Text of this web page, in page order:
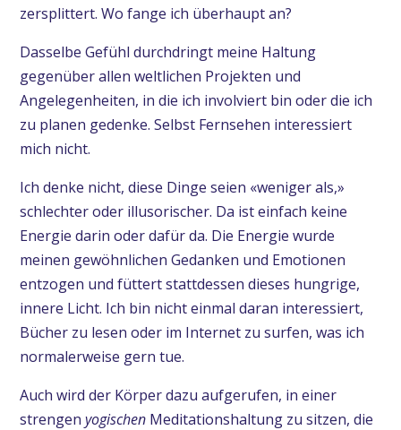
zersplittert. Wo fange ich überhaupt an?
Dasselbe Gefühl durchdringt meine Haltung
gegenüber allen weltlichen Projekten und
Angelegenheiten, in die ich involviert bin oder die ich
zu planen gedenke. Selbst Fernsehen interessiert
mich nicht.
Ich denke nicht, diese Dinge seien «weniger als,»
schlechter oder illusorischer. Da ist einfach keine
Energie darin oder dafür da. Die Energie wurde
meinen gewöhnlichen Gedanken und Emotionen
entzogen und füttert stattdessen dieses hungrige,
innere Licht. Ich bin nicht einmal daran interessiert,
Bücher zu lesen oder im Internet zu surfen, was ich
normalerweise gern tue.
Auch wird der Körper dazu aufgerufen, in einer
strengen yogischenMeditationshaltung zu sitzen, die